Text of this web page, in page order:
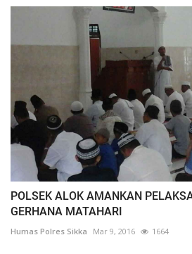
POLSEK ALOK AMANKAN
GERHANA MATAHARI
Humas Polres Sikka Mar 9, 2016 1664